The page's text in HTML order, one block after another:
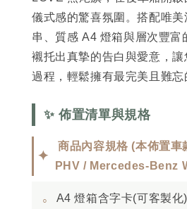
儀式感的驚喜氛圍。搭配唯美
串、質感 A4 燈箱與層次豐富
襯托出真摯的告白與愛意，
過程，輕鬆擁有最完美且難忘
✨ 佈置清單與規格
✦
商品內容規格 (本佈置
PHV / Mercedes-Benz
◦ A4 燈箱含字卡(可客製化